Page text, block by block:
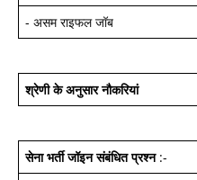
- असम राइफल जॉब
श्रेणी के अनुसार नौकरियां
सेना भर्ती जॉइन संबंधित प्रश्न:-